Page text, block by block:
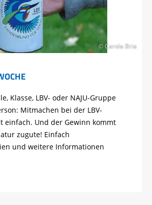
© Carola Bria
Klasse, LBV- oder NAJU-Gruppe
Mitmachen bei der LBV-
einfach. Und der Gewinn kommt
zugute! Einfach
und weitere Informationen